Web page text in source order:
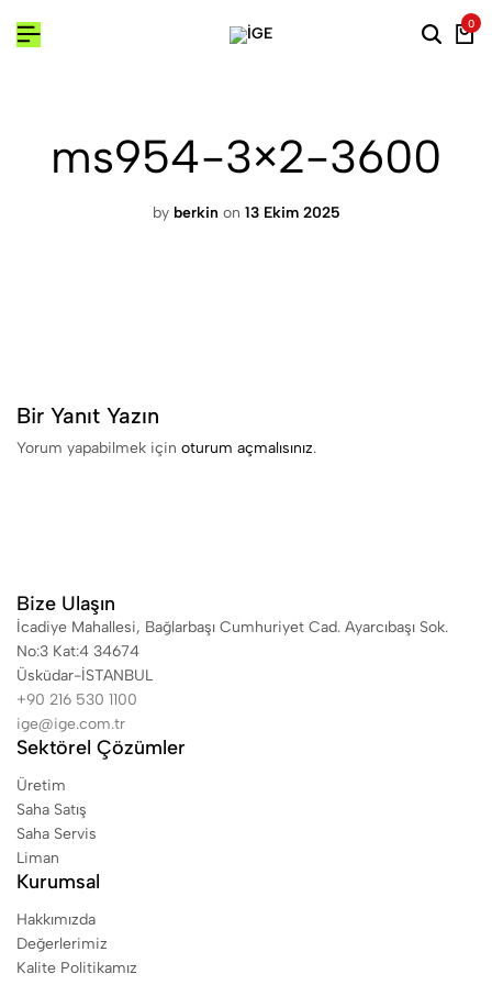
0
ms954-3×2-3600
by berkin on 13 Ekim 2025
Bir Yanıt Yazın
Yorum yapabilmek için oturum açmalısınız.
Bize Ulaşın
İcadiye Mahallesi, Bağlarbaşı Cumhuriyet Cad. Ayarcıbaşı Sok.
No:3 Kat:4 34674
Üsküdar-İSTANBUL
+90 216 530 1100
ige@ige.com.tr
Sektörel Çözümler
Üretim
Saha Satış
Saha Servis
Liman
Kurumsal
Hakkımızda
Değerlerimiz
Kalite Politikamız